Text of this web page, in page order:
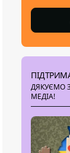
ДЯКУЄМО
МЕДІА!